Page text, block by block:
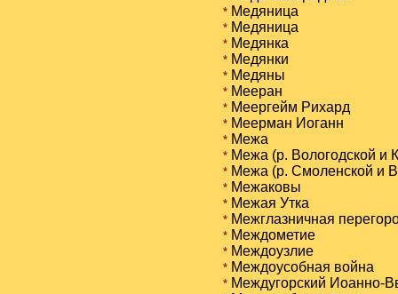
*Медяница
*Медяница
*Медянка
*Медянки
*Медяны
*Мееран
*Меергейм Рихард
*Меерман Иоганн
*Межа
*Межа (р. Вологодской и
*Межа (р. Смоленской и
*Межаковы
*Межая Утка
*Межглазничная
*Междометие
*Междоузлие
*Междоусобная война
*Междугорский Иоанно-